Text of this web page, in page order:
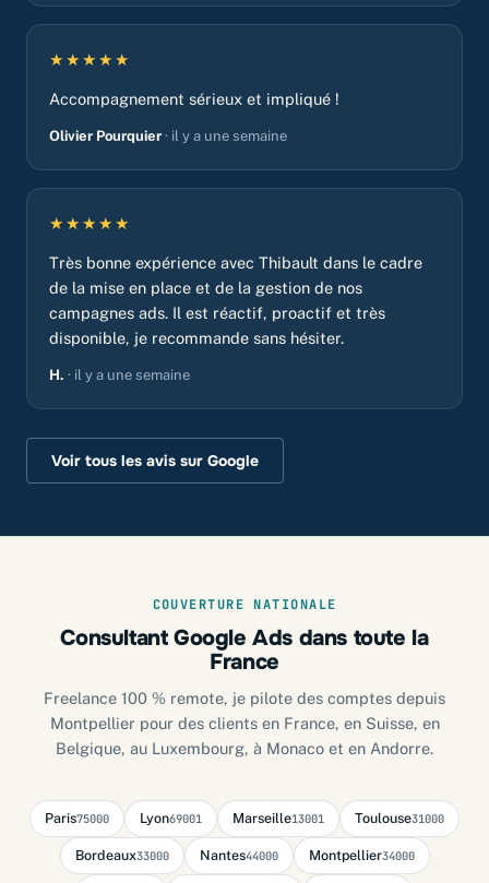
★★★★★
Accompagnement sérieux et impliqué !
Olivier Pourquier · il y a une semaine
★★★★★
Très bonne expérience avec Thibault dans le cadre
de la mise en place et de la gestion de nos
campagnes ads. Il est réactif, proactif et très
disponible, je recommande sans hésiter.
H. · il y a une semaine
Voir tous les avis sur Google
COUVERTURE NATIONALE
Consultant Google Ads dans toute la
France
Freelance 100 % remote, je pilote des comptes depuis
Montpellier pour des clients en France, en Suisse, en
Belgique, au Luxembourg, à Monaco et en Andorre.
Paris75000 Lyon69001 Marseille13001 Toulouse31000
Bordeaux33000 Nantes44000 Montpellier34000